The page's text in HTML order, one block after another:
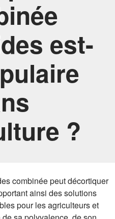
est-
?
combinée peut décortiquer
ainsi des solutions
pour les agriculteurs et